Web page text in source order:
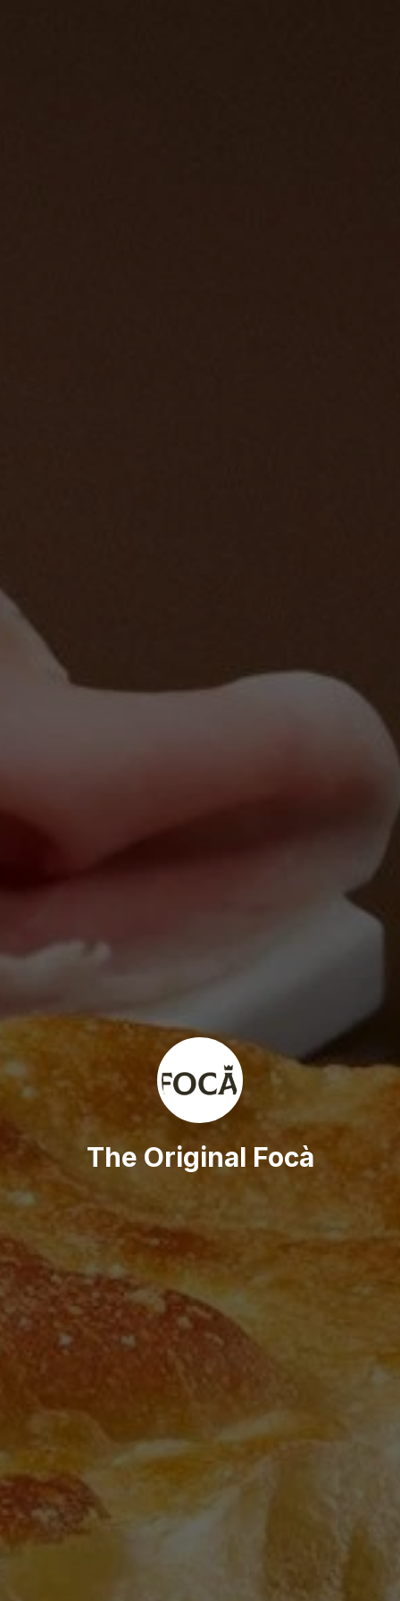
The Original Focà